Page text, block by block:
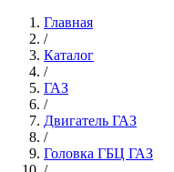
Главная
/
Каталог
/
ГАЗ
/
Двигатель ГАЗ
/
Головка ГБЦ ГАЗ